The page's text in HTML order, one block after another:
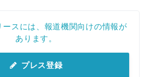
ースには、報道機関向けの情報が
あります。
プレス登録